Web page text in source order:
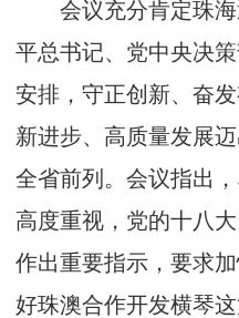
会议充分肯定珠海
平总书记、党中央决
安排，守正创新、奋
新进步、高质量发展
全省前列。会议指出
高度重视，党的十八
作出重要指示，要求
好珠澳合作开发横琴